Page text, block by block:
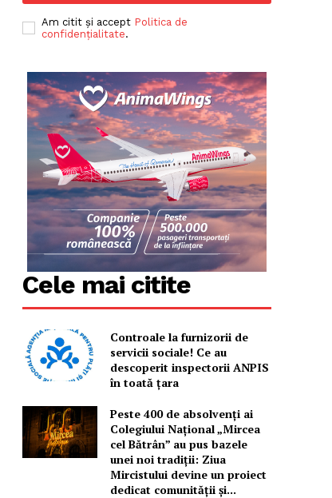
Am citit și accept Politica de
confidențialitate.
Cele mai citite
Controale la furnizorii de
servicii sociale! Ce au
descoperit inspectorii ANPIS
în toată țara
Peste 400 de absolvenți ai
Colegiului Național „Mircea
cel Bătrân” au pus bazele
unei noi tradiții: Ziua
Mircistului devine un proiect
dedicat comunității și...